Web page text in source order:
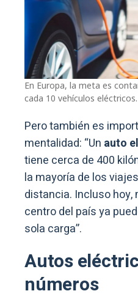
En Europa, la meta es
cada 10 vehículos eléctricos.
Pero también es
mentalidad: “Un auto
tiene cerca de 400
la mayoría de los
distancia. Incluso
centro del país ya
sola carga”.
Autos
números